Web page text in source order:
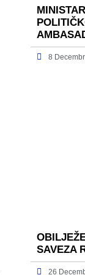
8
SAVEZA
26